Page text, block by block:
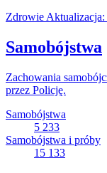
Zdrowie
Samobójstwa
Zachowania
przez Policję.
Samobójstwa
5 233
Samobójstwa i próby
15 133